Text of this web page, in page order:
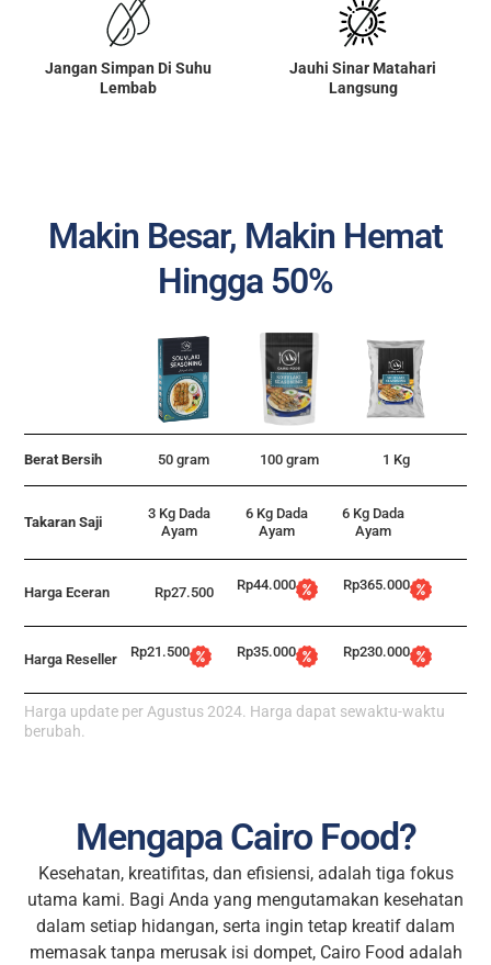
Jangan Simpan Di Suhu
Lembab
Jauhi Sinar Matahari
Langsung
Makin Besar, Makin Hemat
Hingga 50%
Berat Bersih 50 gram 100 gram 1 Kg
Takaran Saji
3 Kg Dada
Ayam
6 Kg Dada
Ayam
6 Kg Dada
Ayam
Harga Eceran Rp27.500 Rp44.000 Rp365.000
Harga Reseller Rp21.500 Rp35.000 Rp230.000
Harga update per Agustus 2024. Harga dapat sewaktu-waktu
berubah.
Mengapa Cairo Food?
Kesehatan, kreatifitas, dan efisiensi, adalah tiga fokus
utama kami. Bagi Anda yang mengutamakan kesehatan
dalam setiap hidangan, serta ingin tetap kreatif dalam
memasak tanpa merusak isi dompet, Cairo Food adalah